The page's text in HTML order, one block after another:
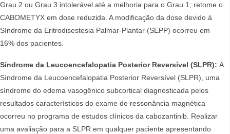
Grau 2 ou Grau 3 intolerável até a melhoria para o Grau 1; retome o
CABOMETYX em dose reduzida. A modificação da dose devido à
Síndrome da Eritrodisestesia Palmar-Plantar (SEPP) ocorreu em
16% dos pacientes.
Síndrome da Leucoencefalopatia Posterior Reversível (SLPR): A
Síndrome da Leucoencefalopatia Posterior Reversível (SLPR), uma
síndrome do edema vasogênico subcortical diagnosticada pelos
resultados característicos do exame de ressonância magnética
ocorreu no programa de estudos clínicos da cabozantinib. Realizar
uma avaliação para a SLPR em qualquer paciente apresentando